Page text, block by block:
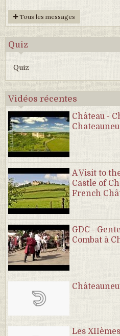
Tous les messages
Quiz
Quiz
Vidéos récentes
Château -
A Visit to
Castle of
French
GDC -
Combat à
Les